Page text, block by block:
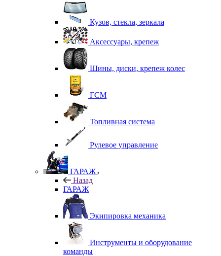
Кузов, стекла, зеркала
Аксессуары, крепеж
Шины, диски, крепеж колес
ГСМ
Топливная система
Рулевое управление
ГАРАЖ
Назад
ГАРАЖ
Экипировка механика
Инструменты и оборудование
команды